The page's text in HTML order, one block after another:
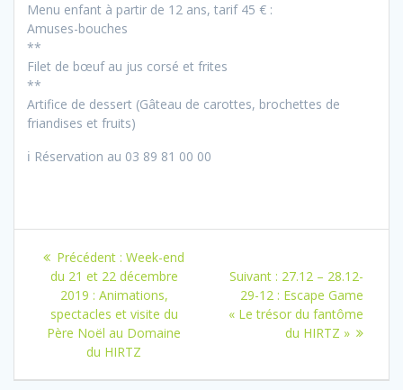
Menu enfant à partir de 12 ans, tarif 45 € :
Amuses-bouches
**
Filet de bœuf au jus corsé et frites
**
Artifice de dessert (Gâteau de carottes, brochettes de
friandises et fruits)
ℹ️ Réservation au 03 89 81 00 00
Navigation
l’article
Précédent : Article
précédent
:
Week-end
du 21 et 22 décembre
2019 : Animations,
spectacles et visite du
Père Noël au Domaine
du HIRTZ
Suivant : Article
suivant
:
27.12 – 28.12-
29-12 : Escape Game
« Le trésor du fantôme
du HIRTZ »